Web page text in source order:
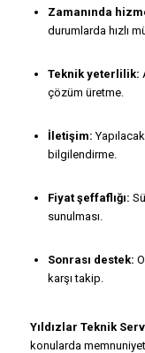
Zamanında
durumlarda hızlı
Teknik yeterlilik:
çözüm üretme.
İletişim:
bilgilendirme.
Fiyat şeffaflığı:
sunulması.
Sonrası destek:
karşı takip.
Yıldızlar Teknik
konularda